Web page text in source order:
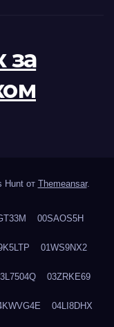
за
Hunt от Themeansar.
00SAOS5H
01WS9NX2
03ZRKE69
04LI8DHX